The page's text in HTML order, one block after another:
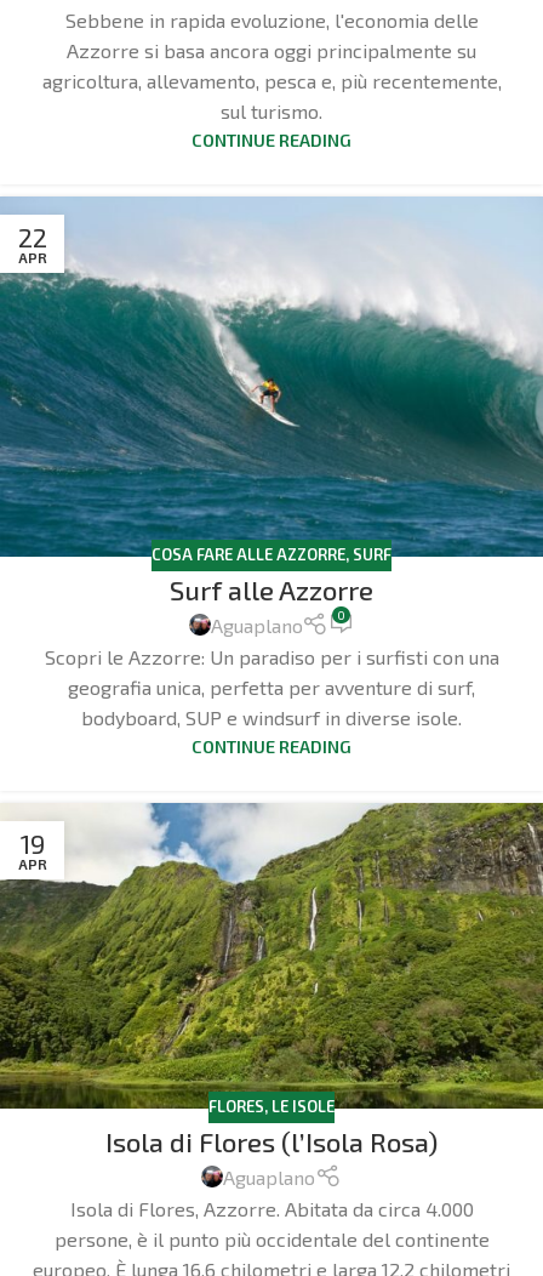
Sebbene in rapida evoluzione, l'economia delle
Azzorre si basa ancora oggi principalmente su
agricoltura, allevamento, pesca e, più recentemente,
sul turismo.
CONTINUE READING
22
APR
COSA FARE ALLE AZZORRE, SURF
Surf alle Azzorre
Aguaplano 0
Scopri le Azzorre: Un paradiso per i surfisti con una
geografia unica, perfetta per avventure di surf,
bodyboard, SUP e windsurf in diverse isole.
CONTINUE READING
19
APR
FLORES, LE ISOLE
Isola di Flores (l’Isola Rosa)
Aguaplano
Isola di Flores, Azzorre. Abitata da circa 4.000
persone, è il punto più occidentale del continente
europeo. È lunga 16,6 chilometri e larga 12,2 chilometri